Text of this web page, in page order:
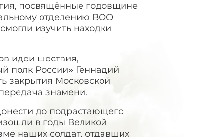
посвящённые годовщине
отделению ВОО
изучить находки
идеи шествия,
полк России» Геннадий
закрытия Московской
знамени.
до подрастающего
в годы Великой
наших солдат, отдавших